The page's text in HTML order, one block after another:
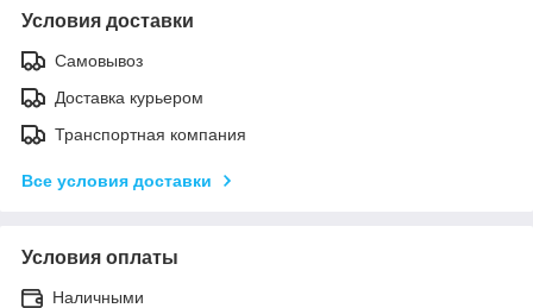
Условия доставки
Самовывоз
Доставка курьером
Транспортная компания
Все условия доставки
Условия оплаты
Наличными